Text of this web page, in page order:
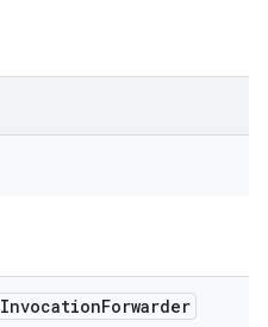
InvocationForwarder